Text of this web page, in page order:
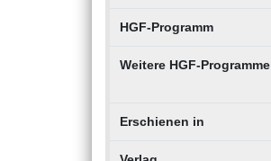
HGF-Programm
Weitere HGF-Programme
Erschienen in